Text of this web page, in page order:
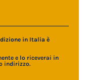
in Italia è
e lo riceverai in
indirizzo.